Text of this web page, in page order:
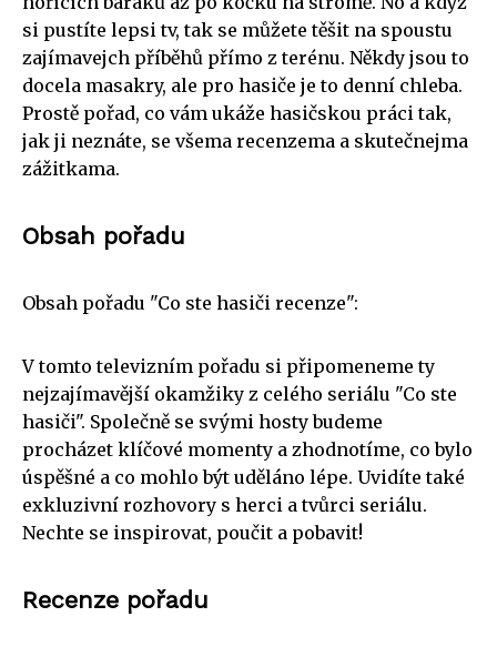
si pustíte lepsi tv, tak se můžete těšit na spoustu
zajímavejch příběhů přímo z terénu. Někdy jsou to
docela masakry, ale pro hasiče je to denní chleba.
Prostě pořad, co vám ukáže hasičskou práci tak,
jak ji neznáte, se všema recenzema a skutečnejma
zážitkama.
Obsah pořadu
Obsah pořadu "Co ste hasiči recenze":
V tomto televizním pořadu si připomeneme ty
nejzajímavější okamžiky z celého seriálu "Co ste
hasiči". Společně se svými hosty budeme
procházet klíčové momenty a zhodnotíme, co bylo
úspěšné a co mohlo být uděláno lépe. Uvidíte také
exkluzivní rozhovory s herci a tvůrci seriálu.
Nechte se inspirovat, poučit a pobavit!
Recenze pořadu